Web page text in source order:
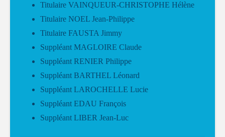
Titulaire VAINQUEUR-CHRISTOPHE Hélène
Titulaire NOEL Jean-Philippe
Titulaire FAUSTA Jimmy
Suppléant MAGLOIRE Claude
Suppléant RENIER Philippe
Suppléant BARTHEL Léonard
Suppléant LAROCHELLE Lucie
Suppléant EDAU François
Suppléant LIBER Jean-Luc